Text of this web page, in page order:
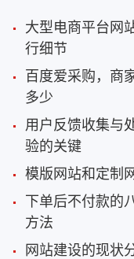
大型电商平台网
行细节
百度爱采购，商
多少
用户反馈收集与
验的关键
模版网站和定制
下单后不付款的
方法
网站建设的现状